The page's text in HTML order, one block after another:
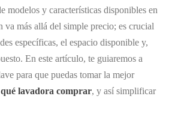
modelos y características disponibles en
va más allá del simple precio; es crucial
específicas, el espacio disponible y,
En este artículo, te guiaremos a
para que puedas tomar la mejor
qué lavadora comprar, y así simplificar